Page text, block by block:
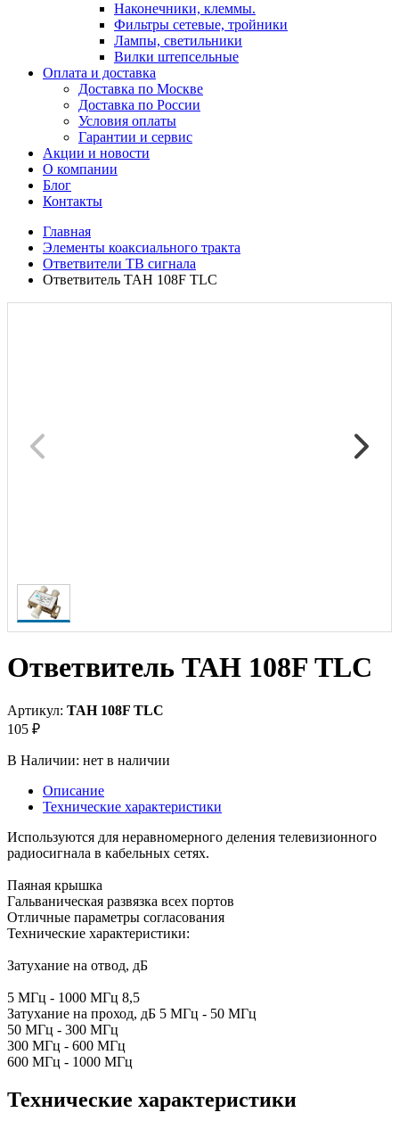
Наконечники, клеммы.
Фильтры сетевые, тройники
Лампы, светильники
Вилки штепсельные
Оплата и доставка
Доставка по Москве
Доставка по России
Условия оплаты
Гарантии и сервис
Акции и новости
О компании
Блог
Контакты
Главная
Элементы коаксиального тракта
Ответвители ТВ сигнала
Ответвитель TAH 108F TLC
Ответвитель TAH 108F TLC
Артикул: TAH 108F TLC
105 ₽
В Наличии: нет в наличии
Описание
Технические характеристики
Используются для неравномерного деления телевизионного
радиосигнала в кабельных сетях.
Паяная крышка
Гальваническая развязка всех портов
Отличные параметры согласования
Технические характеристики:
Затухание на отвод, дБ
5 МГц - 1000 МГц 8,5
Затухание на проход, дБ 5 МГц - 50 МГц
50 МГц - 300 МГц
300 МГц - 600 МГц
600 МГц - 1000 МГц
Технические характеристики